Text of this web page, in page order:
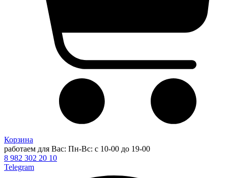
Корзина
работаем для Вас: Пн-Вс: с 10-00 до 19-00
8 982 302 20 10
Telegram